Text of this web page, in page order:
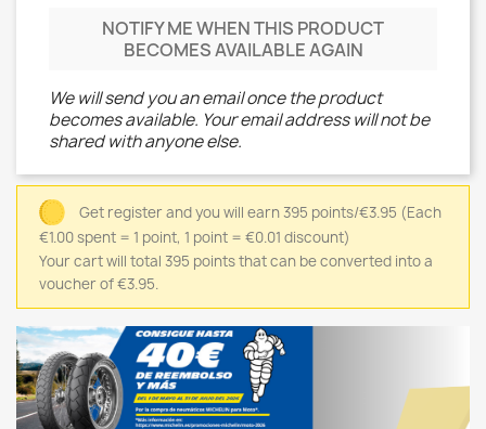
NOTIFY ME WHEN THIS PRODUCT
BECOMES AVAILABLE AGAIN
We will send you an email once the product
becomes available. Your email address will not be
shared with anyone else.
Get register and you will earn 395 points/€3.95 (Each
€1.00 spent = 1 point, 1 point = €0.01 discount)
Your cart will total 395 points that can be converted into a
voucher of €3.95.